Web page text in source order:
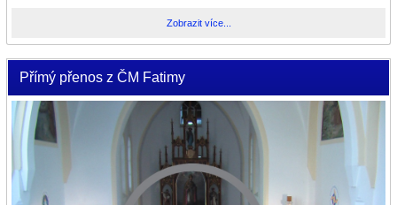
Zobrazit více...
Přímý přenos z ČM Fatimy